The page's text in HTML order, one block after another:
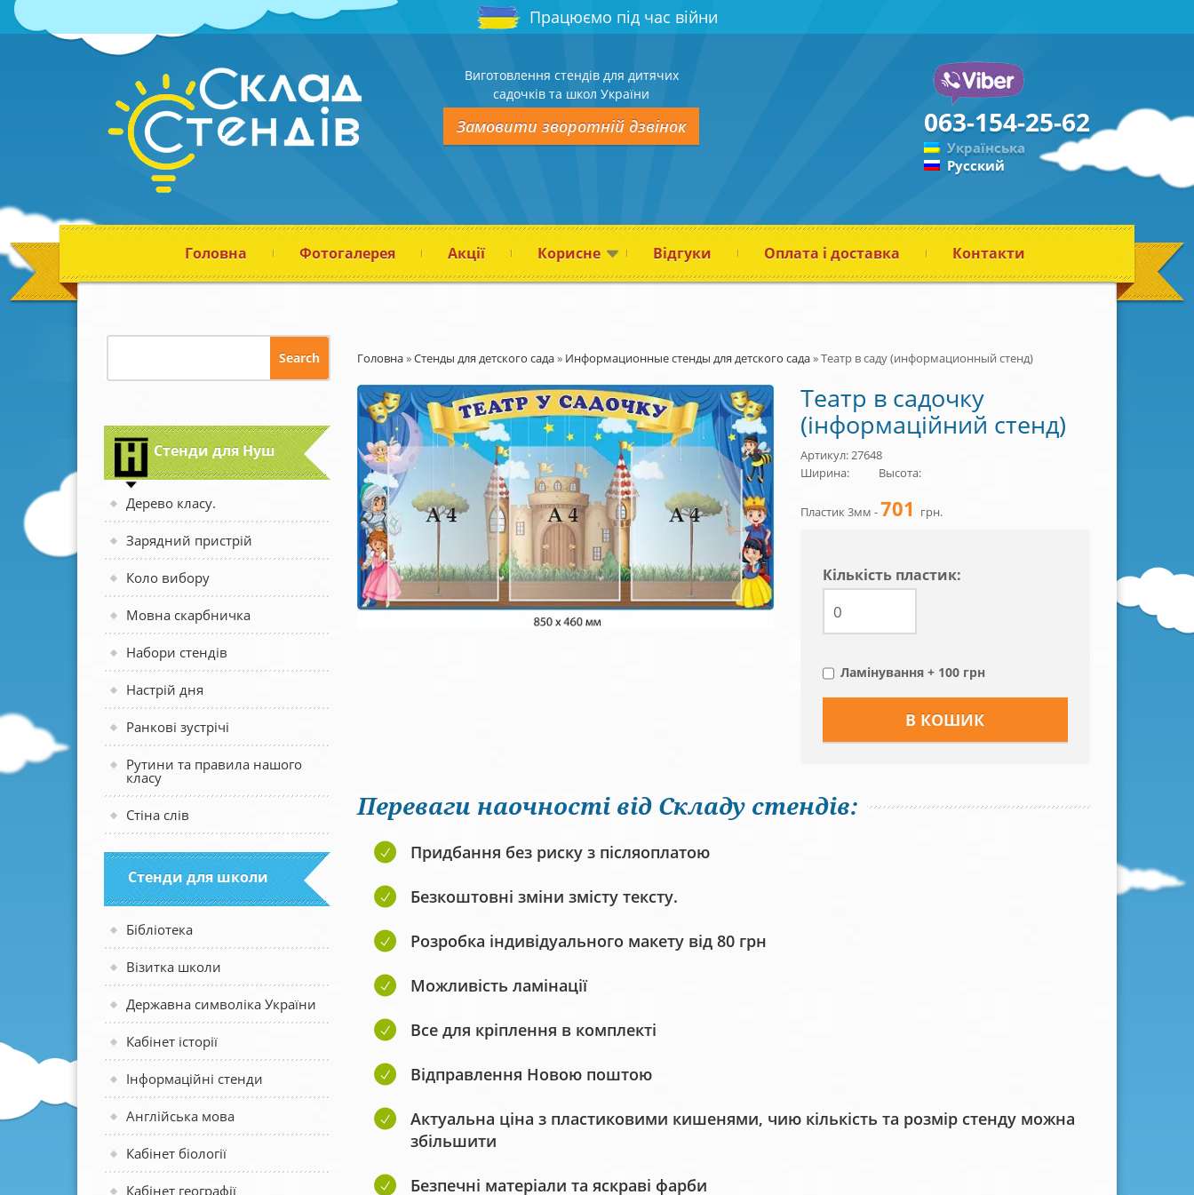
Працюємо під час війни
Виготовлення стендів для дитячих
садочків та школ України
Замовити зворотній дзвінок 063-154-25-62
Українська
Русский
Головна Фотогалерея Акції Корисне Відгуки Оплата і доставка Контакти
Стенди для Нуш
Дерево класу.
Зарядний пристрій
Коло вибору
Мовна скарбничка
Набори стендів
Настрій дня
Ранкові зустрічі
Рутини та правила нашого
класу
Стіна слів
Стенди для школи
Бібліотека
Візитка школи
Державна символіка України
Кабінет історії
Інформаційні стенди
Англійська мова
Кабінет біології
Кабінет географії
Головна»Стенды для детского сада» Информационные стенды для детского сада»Театр в саду (информационный стенд)
Театр в садочку
(інформаційний стенд)
Артикул: 27648
Ширина:
Высота:
Пластик 3мм -701 грн.
Кiлькiсть пластик:
Ламінування + 100 грн
Переваги наочності від Складу стендів:
Придбання без риску з післяоплатою
Безкоштовні зміни змісту тексту.
Розробка індивідуального макету від 80 грн
Можливість ламінації
Все для кріплення в комплекті
Відправлення Новою поштою
Актуальна ціна з пластиковими кишенями, чию кількість та розмір стенду можна
збільшити
Безпечні матеріали та яскраві фарби